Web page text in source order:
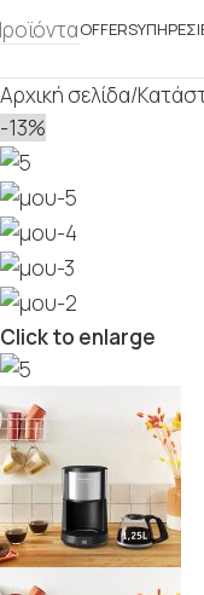
OFFERS
Αρχική σελίδα/
-13%
Click to enlarge